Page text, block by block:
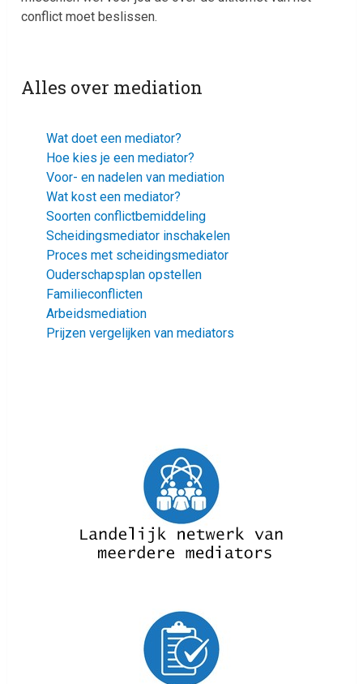
conflict moet beslissen.
Alles over mediation
Wat doet een mediator?
Hoe kies je een mediator?
Voor- en nadelen van mediation
Wat kost een mediator?
Soorten conflictbemiddeling
Scheidingsmediator inschakelen
Proces met scheidingsmediator
Ouderschapsplan opstellen
Familieconflicten
Arbeidsmediation
Prijzen vergelijken van mediators